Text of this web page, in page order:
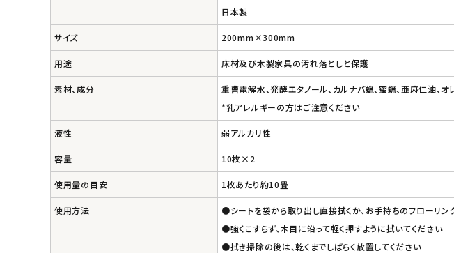
エコリュクス
エコメイト
ナチュラプラス
アルマウィン
アルモニベルツ
コラム・スタッフのおすすめ
日本製
サイズ 200mm×300mm
用途 床材及び木製家具の汚れ落としと保護
素材、成分
重曹電解水、発酵エタノール、カルナバ蝋、蜜蝋、亜麻仁油、
*乳アレルギーの方はご注意ください
液性 弱アルカリ性
容量 10枚×2
使用量の目安 1枚あたり約10畳
使用方法
●シートを袋から取り出し直接拭くか、お手持ちのフローリ
●強くこすらず、木目に沿って軽く押すように拭いてください
●拭き掃除の後は、乾くまでしばらく放置してください